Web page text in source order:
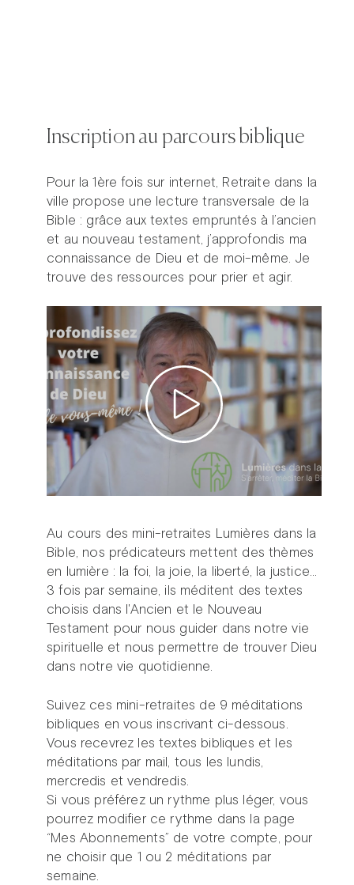
Prier dans la ville
Avent dans la ville
Carême dans la ville
ThéoDom
Théobule
Inscription au parcours biblique
Pour la 1ère fois sur internet, Retraite dans la
ville propose une lecture transversale de la
Bible : grâce aux textes empruntés à l’ancien
et au nouveau testament, j’approfondis ma
connaissance de Dieu et de moi-même. Je
trouve des ressources pour prier et agir.
Au cours des mini-retraites Lumières dans la
Bible, nos prédicateurs mettent des thèmes
en lumière : la foi, la joie, la liberté, la justice…
3 fois par semaine, ils méditent des textes
choisis dans l'Ancien et le Nouveau
Testament pour nous guider dans notre vie
spirituelle et nous permettre de trouver Dieu
dans notre vie quotidienne.
Suivez ces mini-retraites de 9 méditations
bibliques en vous inscrivant ci-dessous.
Vous recevrez les textes bibliques et les
méditations par mail, tous les lundis,
mercredis et vendredis.
Si vous préférez un rythme plus léger, vous
pourrez modifier ce rythme dans la page
“Mes Abonnements” de votre compte, pour
ne choisir que 1 ou 2 méditations par
semaine.